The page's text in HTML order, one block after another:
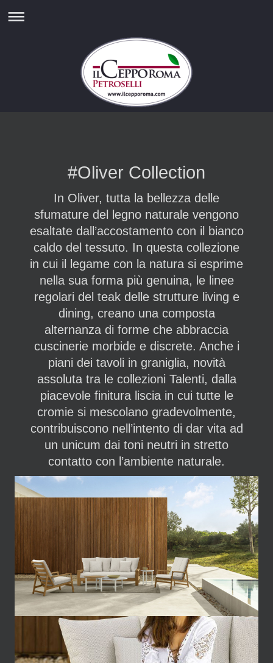
#Oliver Collection
In Oliver, tutta la bellezza delle
sfumature del legno naturale vengono
esaltate dall’accostamento con il bianco
caldo del tessuto. In questa collezione
in cui il legame con la natura si esprime
nella sua forma più genuina, le linee
regolari del teak delle strutture living e
dining, creano una composta
alternanza di forme che abbraccia
cuscinerie morbide e discrete. Anche i
piani dei tavoli in graniglia, novità
assoluta tra le collezioni Talenti, dalla
piacevole finitura liscia in cui tutte le
cromie si mescolano gradevolmente,
contribuiscono nell’intento di dar vita ad
un unicum dai toni neutri in stretto
contatto con l’ambiente naturale.